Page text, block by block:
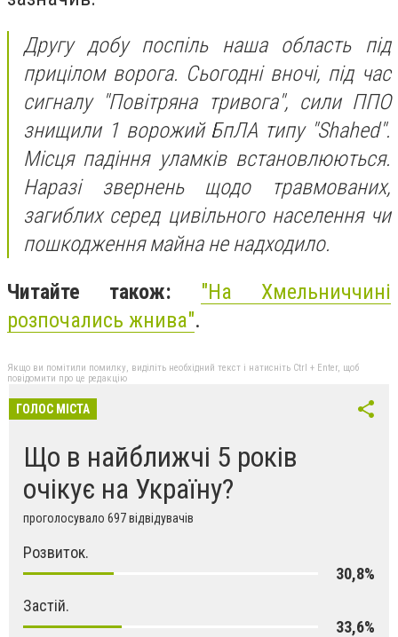
Другу добу поспіль наша область під
прицілом ворога. Сьогодні вночі, під час
сигналу "Повітряна тривога", сили ППО
знищили 1 ворожий БпЛА типу "Shahed".
Місця падіння уламків встановлюються.
Наразі звернень щодо травмованих,
загиблих серед цивільного населення чи
пошкодження майна не надходило.
Читайте також: "На Хмельниччині
розпочались жнива".
Якщо ви помітили помилку, виділіть необхідний текст і натисніть Ctrl + Enter, щоб
повідомити про це редакцію
ГОЛОС МІСТА
Що в найближчі 5 років
очікує на Україну?
проголосувало 697 відвідувачів
Розвиток.
30,8%
Застій.
33,6%